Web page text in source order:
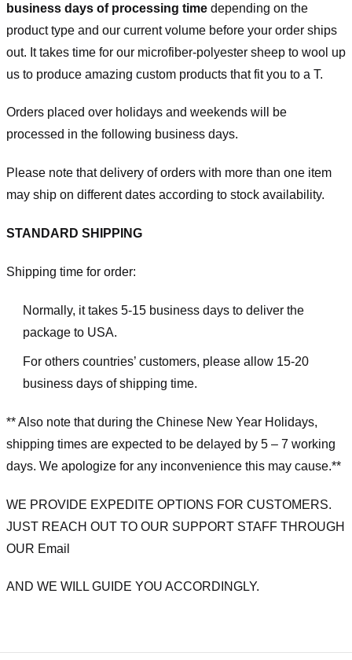
business days of processing time depending on the
product type and our current volume before your order ships
out. It takes time for our microfiber-polyester sheep to wool up
us to produce amazing custom products that fit you to a T.
Orders placed over holidays and weekends will be
processed in the following business days.
Please note that delivery of orders with more than one item
may ship on different dates according to stock availability.
STANDARD SHIPPING
Shipping time for order:
Normally, it takes 5-15 business days to deliver the
package to USA.
For others countries’ customers, please allow 15-20
business days of shipping time.
** Also note that during the Chinese New Year Holidays,
shipping times are expected to be delayed by 5 – 7 working
days. We apologize for any inconvenience this may cause.**
WE PROVIDE EXPEDITE OPTIONS FOR CUSTOMERS.
JUST REACH OUT TO OUR SUPPORT STAFF THROUGH
OUR Email
AND WE WILL GUIDE YOU ACCORDINGLY.